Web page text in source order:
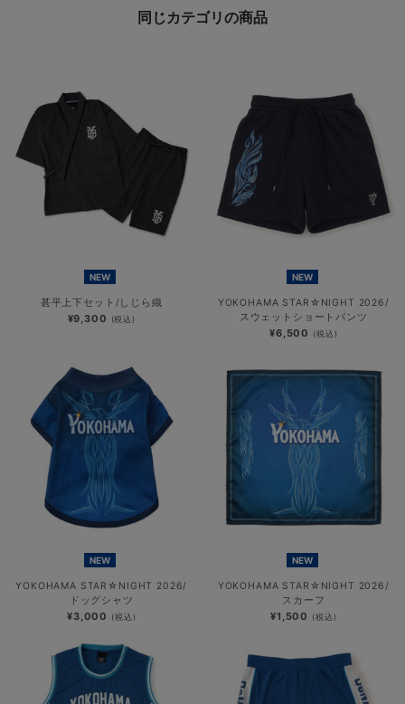
同じカテゴリの商品
NEW
甚平上下セット/しじら織
¥9,300 (税込)
NEW
YOKOHAMA STAR☆NIGHT 2026/
スウェットショートパンツ
¥6,500 (税込)
NEW
YOKOHAMA STAR☆NIGHT 2026/
ドッグシャツ
¥3,000 (税込)
NEW
YOKOHAMA STAR☆NIGHT 2026/
スカーフ
¥1,500 (税込)